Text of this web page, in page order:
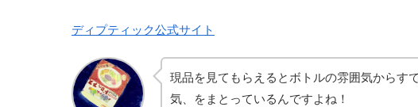
ディプティック公式サイト
現品を見てもらえるとボトルの雰囲気からす
気、をまとっているんですよね！